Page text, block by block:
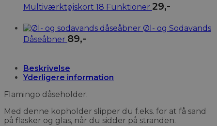
Multiværktøjskort 18 Funktioner 29,-
Øl- og Sodavands
Dåseåbner 89,-
Beskrivelse
Yderligere information
Flamingo dåseholder.
Med denne kopholder slipper du f.eks. for at få sand
på flasker og glas, når du sidder på stranden.